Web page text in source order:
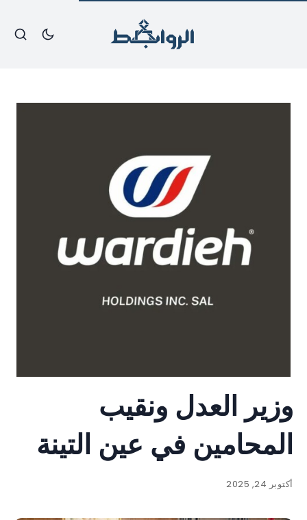
وزير العدل ونقيب
المحامين في عين التينة
أكتوبر 24, 2025